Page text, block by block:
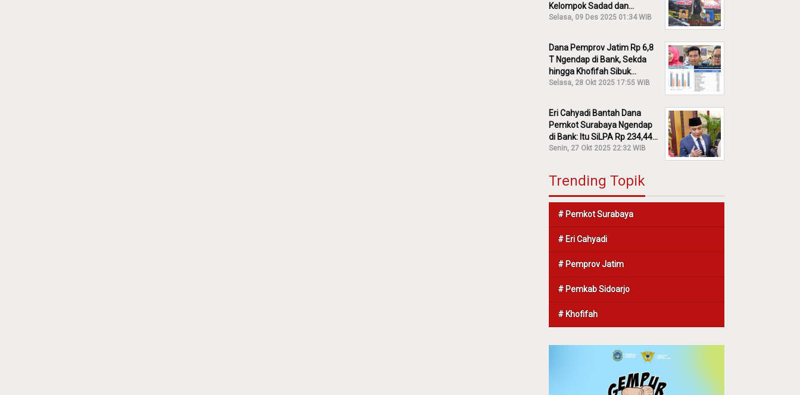
Kelompok Sadad dan
Iskandar?
Selasa, 09 Des 2025 01:34 WIB
Dana Pemprov Jatim Rp 6,8
T Ngendap di Bank, Sekda
hingga Khofifah Sibuk
Membantah!
Selasa, 28 Okt 2025 17:55 WIB
Eri Cahyadi Bantah Dana
Pemkot Surabaya Ngendap
di Bank: Itu SiLPA Rp 234,44
M!
Senin, 27 Okt 2025 22:32 WIB
Trending Topik
# Pemkot Surabaya
# Eri Cahyadi
# Pemprov Jatim
# Pemkab Sidoarjo
# Khofifah